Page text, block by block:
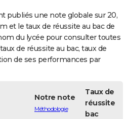
publiés une note globale sur 20,
et le taux de réussite au bac de
du lycée pour consulter toutes
de réussite au bac, taux de
de ses performances par
Notre note
Méthodologie
Taux de
réussite
bac